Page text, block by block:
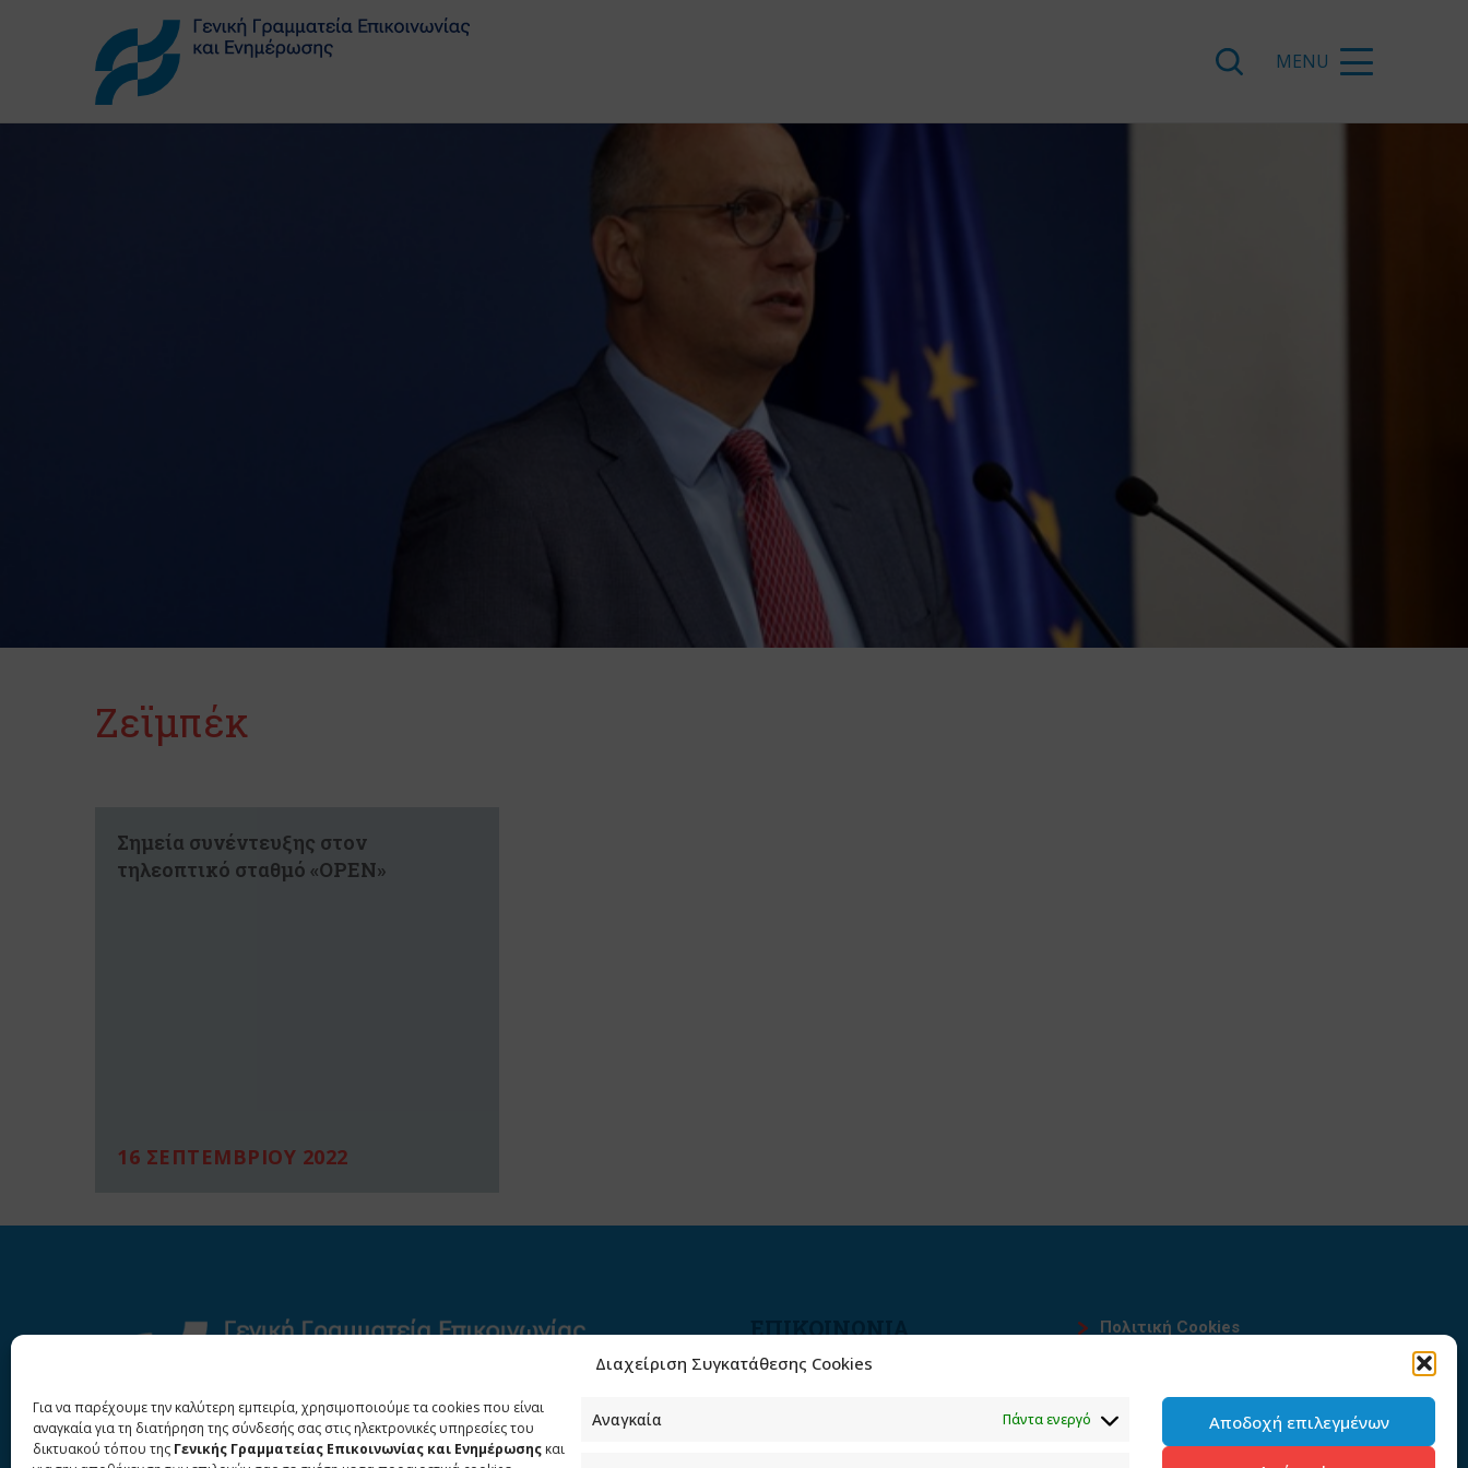
Διαχείριση Συγκατάθεσης Cookies
Για να παρέχουμε την καλύτερη εμπειρία, χρησιμοποιούμε τα cookies που είναι
αναγκαία για τη διατήρηση της σύνδεσής σας στις ηλεκτρονικές υπηρεσίες του
δικτυακού τόπου της Γενικής Γραμματείας Επικοινωνίας και Ενημέρωσης και
Αναγκαία Πάντα ενεργό Αποδοχή επιλεγμένων
Ζεϊμπέκ
Σημεία συνέντευξης στον
τηλεοπτικό σταθμό «OPEN»
16 ΣΕΠΤΕΜΒΡΙΟΥ 2022
ΕΠΙΚΟΙΝΩΝΙΑ
Φραγκούδη 11 & Αλεξάνδρου
Πολιτική Cookies
Πολιτική προστασίας
προσωπικών δεδομένων του
παρόντος ιστότοπου